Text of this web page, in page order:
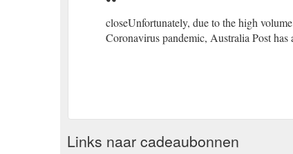
closeUnfortunately, due to the high
Coronavirus pandemic, Australia Post
Links naar cadeaubonnen